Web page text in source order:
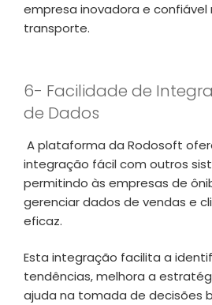
empresa inovadora e confiável
transporte.
6- Facilidade de
de Dados
A plataforma da Rodosoft
integração fácil com outros
permitindo às empresas de
gerenciar dados de vendas e
eficaz.
Esta integração facilita a
tendências, melhora a
ajuda na tomada de decisões